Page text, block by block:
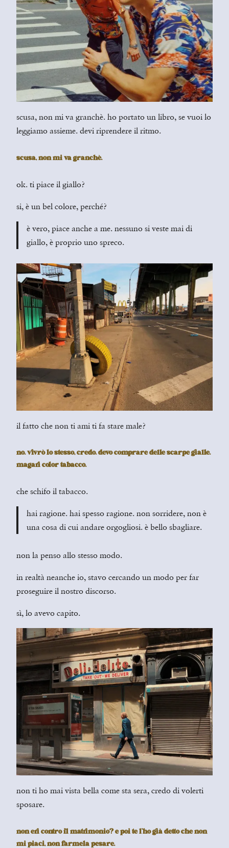
scusa, non mi va granchè. ho portato un libro, se vuoi lo
leggiamo assieme. devi riprendere il ritmo.
scusa, non mi va granchè.
ok. ti piace il giallo?
si, è un bel colore, perché?
è vero, piace anche a me. nessuno si veste mai di
giallo, è proprio uno spreco.
il fatto che non ti ami ti fa stare male?
no. vivrò lo stesso, credo. devo comprare delle scarpe gialle.
magari color tabacco.
che schifo il tabacco.
hai ragione. hai spesso ragione. non sorridere, non è
una cosa di cui andare orgogliosi. è bello sbagliare.
non la penso allo stesso modo.
in realtà neanche io, stavo cercando un modo per far
proseguire il nostro discorso.
sì, lo avevo capito.
non ti ho mai vista bella come sta sera, credo di volerti
sposare.
non eri contro il matrimonio? e poi te l’ho già detto che non
mi piaci, non farmela pesare.